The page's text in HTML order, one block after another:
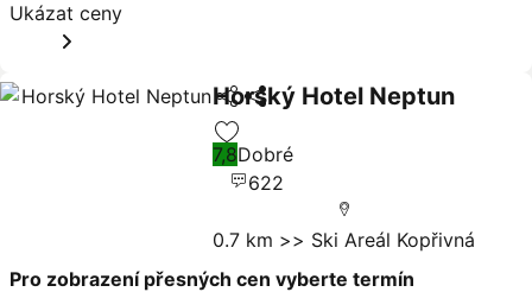
Ukázat ceny
Sdílet
Přidat na seznam oblíbených
Horský Hotel Neptun
Ukázat ceny
7,8Dobré
622
0.7 km >> Ski Areál Kopřivná
Pro zobrazení přesných cen vyberte termín